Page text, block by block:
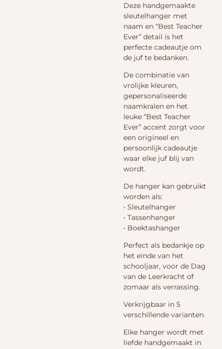
Deze handgemaakte
sleutelhanger met
naam en “Best Teacher
Ever” detail is het
perfecte cadeautje om
de juf te bedanken.
De combinatie van
vrolijke kleuren,
gepersonaliseerde
naamkralen en het
leuke “Best Teacher
Ever” accent zorgt voor
een origineel en
persoonlijk cadeautje
waar elke juf blij van
wordt.
De hanger kan gebruikt
worden als:
• Sleutelhanger
• Tassenhanger
• Boektashanger
Perfect als bedankje op
het einde van het
schooljaar, voor de Dag
van de Leerkracht of
zomaar als verrassing.
Verkrijgbaar in 5
verschillende varianten.
Elke hanger wordt met
liefde handgemaakt in